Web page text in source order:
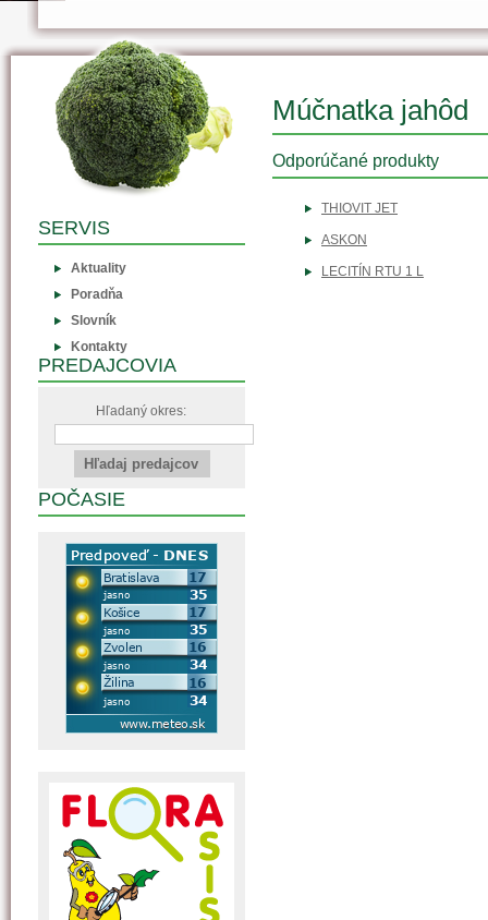
Múčnatka jahôd
Odporúčané produkty
THIOVIT JET
ASKON
LECITÍN RTU 1 L
SERVIS
Aktuality
Poradňa
Slovník
Kontakty
PREDAJCOVIA
Hľadaný okres:
POČASIE